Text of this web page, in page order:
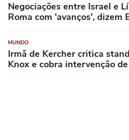
Negociações entre Israel e
Roma com 'avanços', dizem
MUNDO
Irmã de Kercher critica
Knox e cobra intervenção